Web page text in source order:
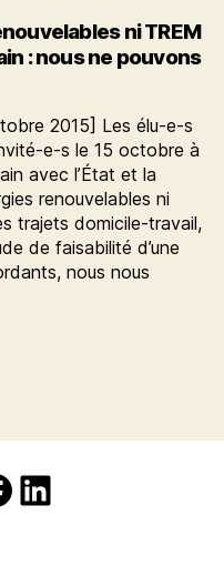
ni TREM
: nous ne pouvons
2015] Les élu-e-s
e-s le 15 octobre à
avec l’État et la
renouvelables ni
trajets domicile-travail,
de faisabilité d’une
nous nous
LinkedIn